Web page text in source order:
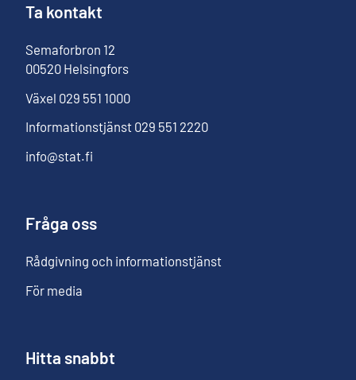
Ta kontakt
Semaforbron 12
00520 Helsingfors
Växel 029 551 1000
Informationstjänst 029 551 2220
info@stat.fi
Fråga oss
Rådgivning och informationstjänst
För media
Hitta snabbt